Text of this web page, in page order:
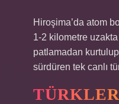
Hiroşima’da atom
1-2 kilometre
patlamadan kurtulup
sürdüren tek canlı